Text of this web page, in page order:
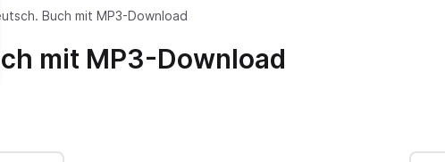
Buch mit MP3-Download
mit MP3-Download